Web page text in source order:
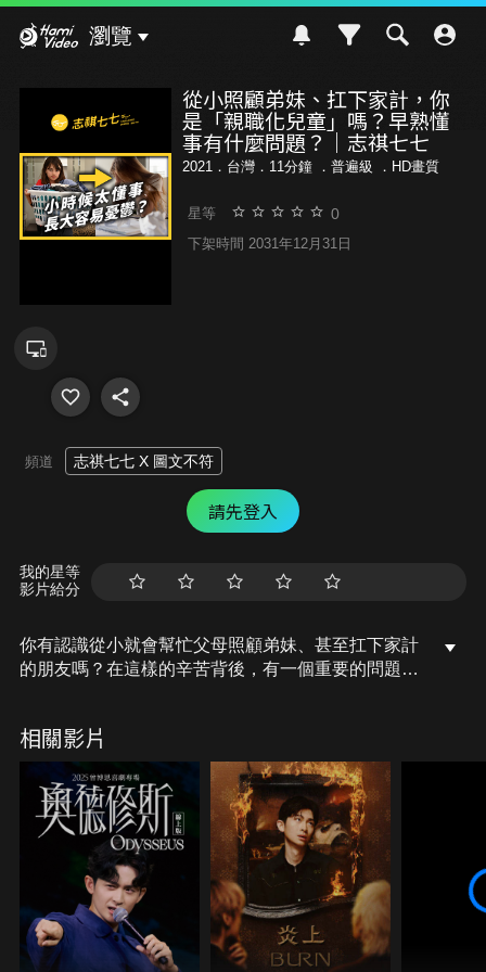
瀏覽
從小照顧弟妹、扛下家計，你
是「親職化兒童」嗎？早熟懂
事有什麼問題？｜志祺七七
2021．台灣．11分鐘 ． 普遍級 ．HD畫質
星等 0
下架時間 2031年12月31日
頻道 志祺七七 X 圖文不符
請先登入
我的星等
影片給分
你有認識從小就會幫忙父母照顧弟妹、甚至扛下家計
的朋友嗎？在這樣的辛苦背後，有一個重要的問題，
讓我們一起來聊聊什麼是「親職化兒童」吧！
相關影片